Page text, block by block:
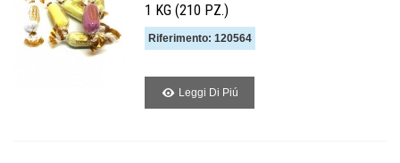
1 KG (210 PZ.)
Riferimento: 120564
Leggi Di Piú